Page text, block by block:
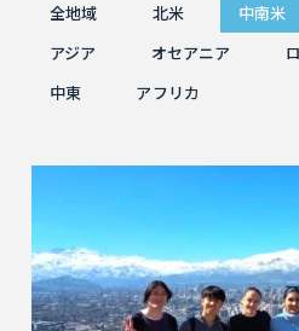
全地域 北米 中南米
アジア
オセアニア
中東
アフリカ